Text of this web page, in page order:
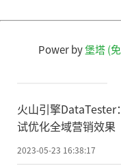
Power by堡塔 (
火山引擎DataTester
试优化全域营销效果
2023-05-23 16:38:17